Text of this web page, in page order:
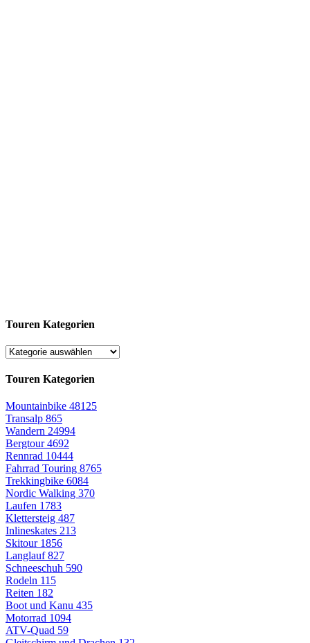
Touren Kategorien
Touren Kategorien
Mountainbike 48125
Transalp 865
Wandern 24994
Bergtour4692
Rennrad 10444
Fahrrad Touring 8765
Trekkingbike 6084
Nordic Walking 370
Laufen 1783
Klettersteig 487
Inlineskates 213
Skitour 1856
Langlauf827
Schneeschuh 590
Rodeln 115
Reiten 182
Boot und Kanu 435
Motorrad 1094
ATV-Quad 59